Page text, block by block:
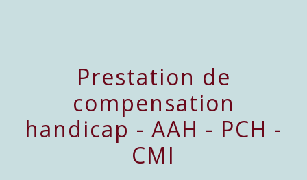
Prestation de
compensation
handicap - AAH - PCH -
CMI